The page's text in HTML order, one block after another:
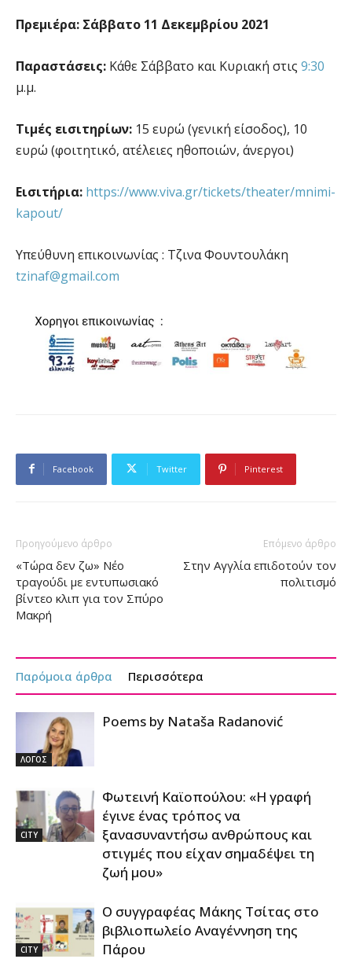
Πρεμιέρα: Σάββατο 11 Δεκεμβρίου 2021
Παραστάσεις: Κάθε Σάββατο και Κυριακή στις 9:30
μ.μ.
Τιμές εισιτηρίων: 15 ευρώ (γενική είσοδος), 10
ευρώ (φοιτητικό, ατέλειες ηθοποιών, άνεργοι)
Εισιτήρια: https://www.viva.gr/tickets/theater/mnimi-
kapout/
Υπεύθυνη επικοινωνίας : Τζινα Φουντουλάκη
tzinaf@gmail.com
Facebook Twitter Pinterest
Προηγούμενο άρθρο
«Τώρα δεν ζω» Νέο
τραγούδι με εντυπωσιακό
βίντεο κλιπ για τον Σπύρο
Μακρή
Επόμενο άρθρο
Στην Αγγλία επιδοτούν τον
πολιτισμό
Παρόμοια άρθρα Περισσότερα
ΛΟΓΟΣ
Poems by Nataša Radanović
CITY
Φωτεινή Καϊοπούλου: «Η γραφή
έγινε ένας τρόπος να
ξανασυναντήσω ανθρώπους και
στιγμές που είχαν σημαδέψει τη
ζωή μου»
CITY
Ο συγγραφέας Μάκης Τσίτας στο
βιβλιοπωλείο Αναγέννηση της
Πάρου